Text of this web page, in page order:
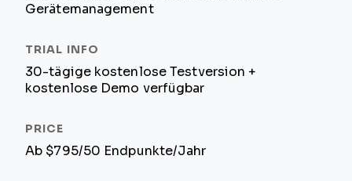
Gerätemanagement
30-tägige kostenlose Testversion +
kostenlose Demo verfügbar
Ab $795/50 Endpunkte/Jahr